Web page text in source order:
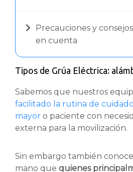
Precauciones y
en cuenta
Tipos de Grúa Eléctrica:
Sabemos que nuestros
facilitado la rutina de
mayor o paciente con
externa para la movilización.
Sin embargo también
mano que quienes